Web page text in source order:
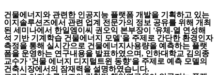
건물에너지와 관련한 인공지능 플랫폼 개발을 기획하고 있는
이지솔루션즈에서 관련 업계 전문가의 정보 공유를 위해 개최
된 세미나에서 한일엠이씨 권오익 본부장이 '유체-열 연성해
석 기반 기계학습 건물에너지 모델'을 주제로 간단한 환경인자
측정을 통해 실시간으로 건물에너지사용량을 예측하는 플랫
폼을 운영하는 연구내용을 발표하였으며, 인하대학교 김의종
교수가 '건물 에너지 디지털트윈 동향'을 주제로 예측 모델의
건축시장에서의 잠재력을 설명하였습니다.